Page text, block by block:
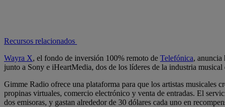
Recursos relacionados
Wayra X, el fondo de inversión 100% remoto de Telefónica, anuncia
junto a Sony e iHeartMedia, dos de los líderes de la industria musical
Gimme Radio ofrece una plataforma para que los artistas musicales
propinas virtuales, comercio electrónico y venta de entradas. El
dos emisoras, y gastan alrededor de 30 dólares cada uno en